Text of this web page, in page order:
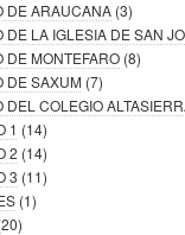
DE ARAUCANA (3)
DE LA IGLESIA DE SAN
DE MONTEFARO (8)
DE SAXUM (7)
DEL COLEGIO
1 (14)
2 (14)
3 (11)
(1)